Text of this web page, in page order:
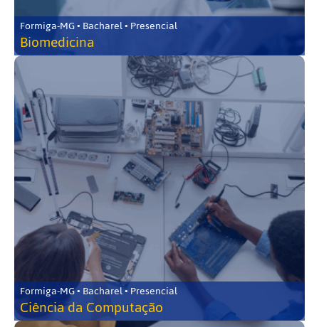
Formiga-MG • Bacharel • Presencial
Biomedicina
Formiga-MG • Bacharel • Presencial
Ciência da Computação